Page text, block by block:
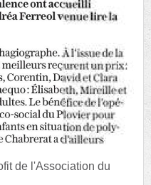
de l'Association du